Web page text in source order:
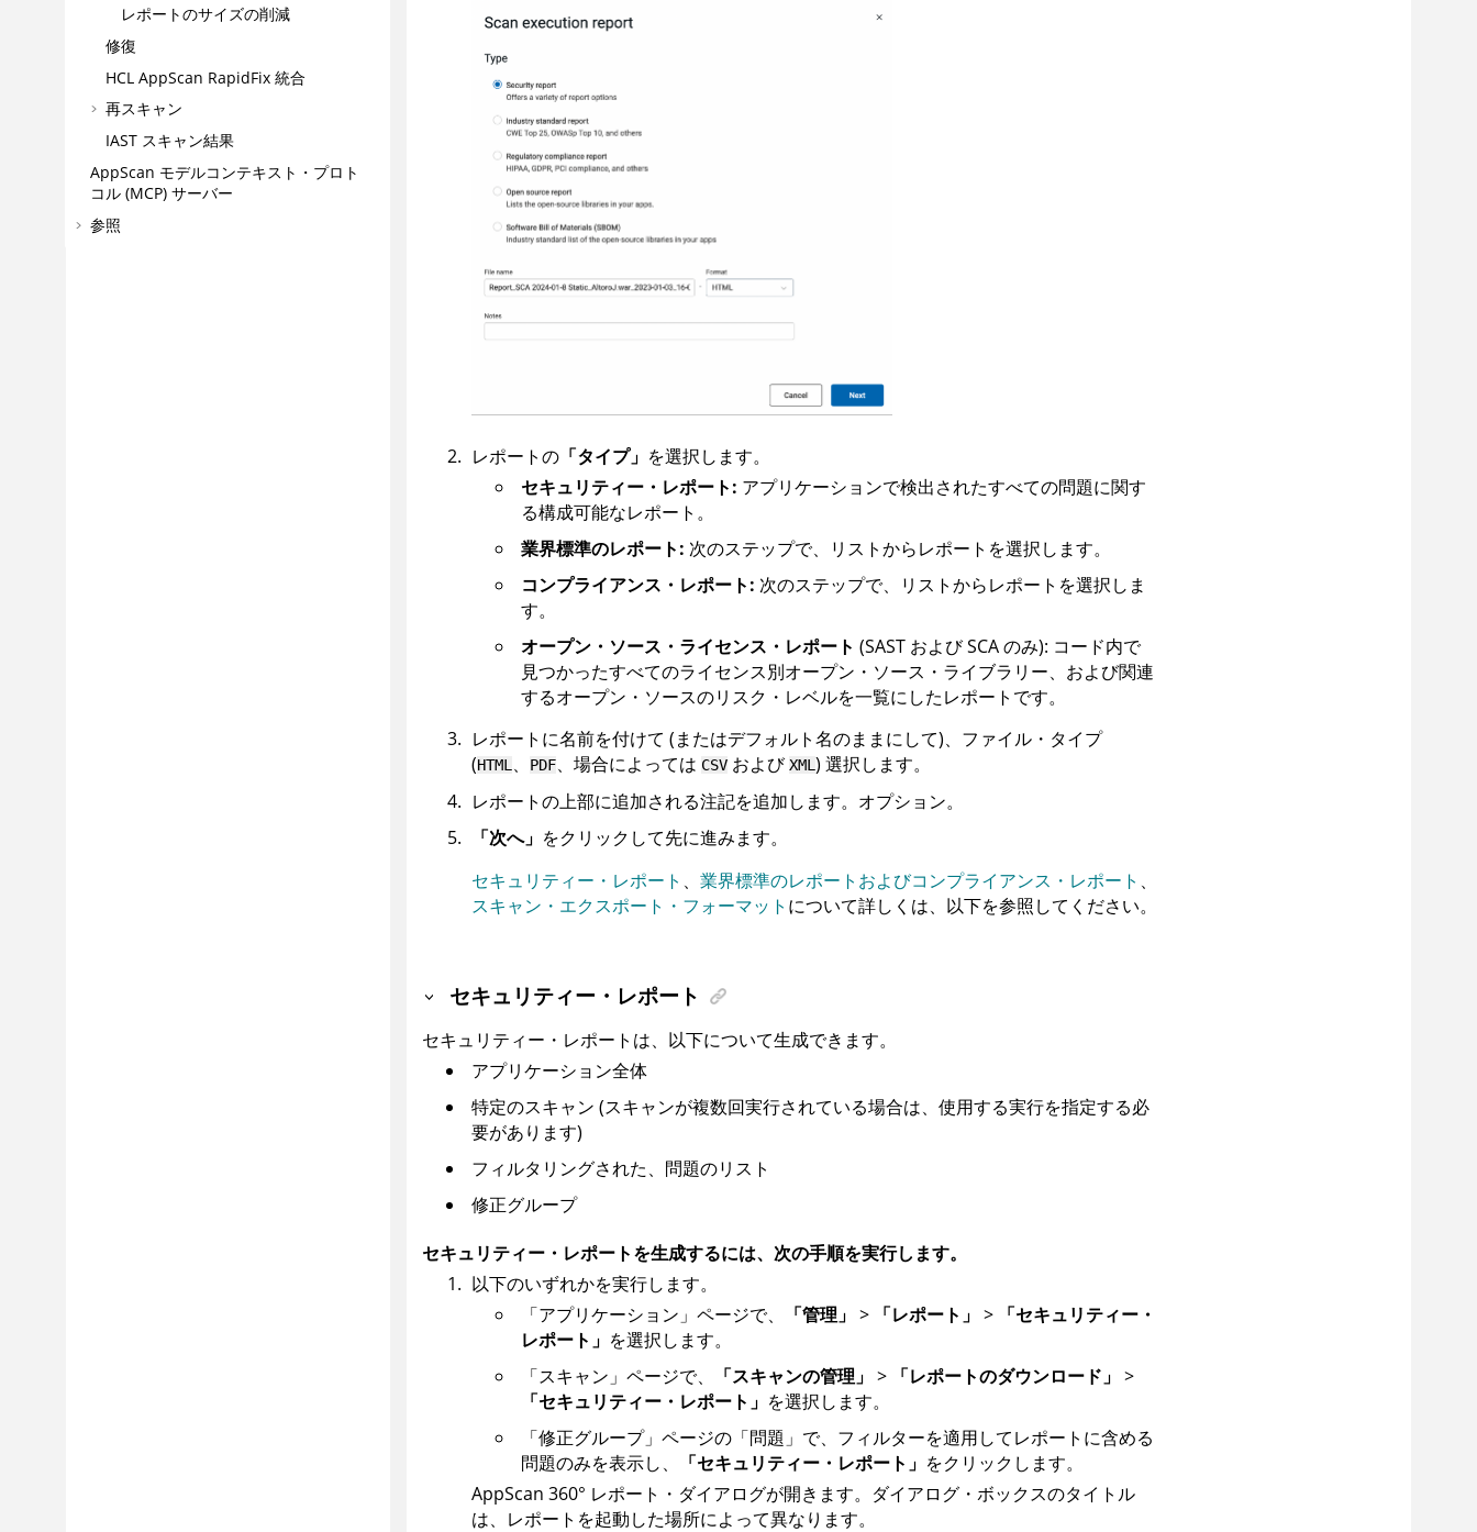
レポートのサイズの削減
修復
HCL AppScan RapidFix 統合
再スキャン
IAST スキャン結果
AppScan モデルコンテキスト・プロト
コル (MCP) サーバー
参照
レポートの「タイプ」 を選択します。
セキュリティー・レポート: アプリケーションで検出されたすべての問題に関す
る構成可能なレポート。
業界標準のレポート: 次のステップで、リストからレポートを選択します。
コンプライアンス・レポート: 次のステップで、リストからレポートを選択しま
す。
オープン・ソース・ライセンス・レポート (SAST および SCA のみ): コード内で
見つかったすべてのライセンス別オープン・ソース・ライブラリー、および関連
するオープン・ソースのリスク・レベルを一覧にしたレポートです。
レポートに名前を付けて (またはデフォルト名のままにして)、ファイル・タイプ
(HTML 、 PDF、場合によっては CSVおよびXML ) 選択します。
レポートの上部に追加される注記を追加します。オプション。
「次へ」 をクリックして先に進みます。
セキュリティー・レポート 、 業界標準のレポートおよびコンプライアンス・レポート 、
スキャン・エクスポート・フォーマット について詳しくは、以下を参照してください。
セキュリティー・レポート
セキュリティー・レポートは、以下について生成できます。
アプリケーション全体
特定のスキャン (スキャンが複数回実行されている場合は、使用する実行を指定する必
要があります)
フィルタリングされた、問題のリスト
修正グループ
セキュリティー・レポートを生成するには、次の手順を実行します。
以下のいずれかを実行します。
「アプリケーション」ページで、
「管理」 > 「レポート」 > 「セキュリティー・
レポート」 を選択します。
「スキャン」ページで、
「スキャンの管理」 > 「レポートのダウンロード」 >
「セキュリティー・レポート」 を選択します。
「修正グループ」ページの「問題」で、フィルターを適用してレポートに含める
問題のみを表示し、
「セキュリティー・レポート」 をクリックします。
AppScan 360° レポート・ダイアログが開きます。ダイアログ・ボックスのタイトル
は、レポートを起動した場所によって異なります。